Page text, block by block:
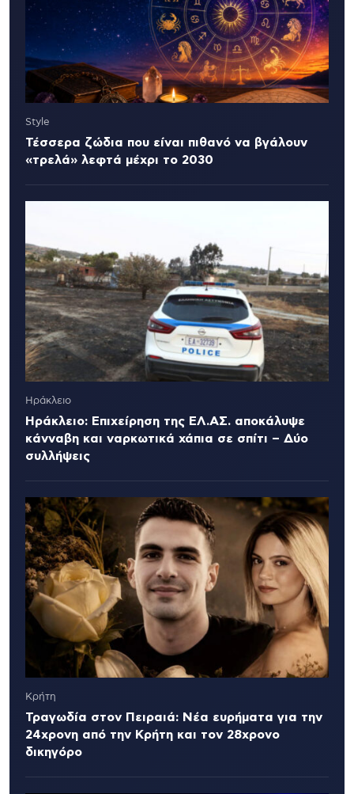
Style
Τέσσερα ζώδια που είναι πιθανό να βγάλουν
«τρελά» λεφτά μέχρι το 2030
Ηράκλειο
Ηράκλειο: Επιχείρηση της ΕΛ.ΑΣ. αποκάλυψε
κάνναβη και ναρκωτικά χάπια σε σπίτι – Δύο
συλλήψεις
Κρήτη
Τραγωδία στον Πειραιά: Νέα ευρήματα για την
24χρονη από την Κρήτη και τον 28χρονο
δικηγόρο